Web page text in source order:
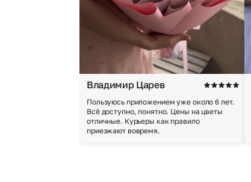
Владимир Царев
Пользуюсь приложением уже около 6 лет.
Всё доступно, понятно. Цены на цветы
отличные. Курьеры как правило
приезжают вовремя.